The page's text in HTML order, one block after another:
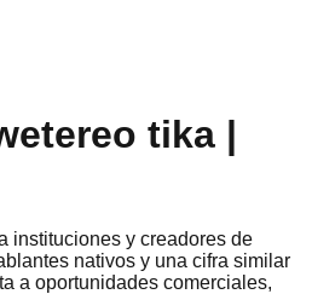
tika |
instituciones y creadores de
nativos y una cifra similar
a oportunidades comerciales,